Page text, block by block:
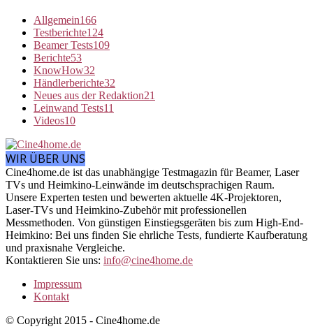
Allgemein166
Testberichte124
Beamer Tests109
Berichte53
KnowHow32
Händlerberichte32
Neues aus der Redaktion21
Leinwand Tests11
Videos10
WIR ÜBER UNS
Cine4home.de ist das unabhängige Testmagazin für Beamer, Laser
TVs und Heimkino-Leinwände im deutschsprachigen Raum.
Unsere Experten testen und bewerten aktuelle 4K-Projektoren,
Laser-TVs und Heimkino-Zubehör mit professionellen
Messmethoden. Von günstigen Einstiegsgeräten bis zum High-End-
Heimkino: Bei uns finden Sie ehrliche Tests, fundierte Kaufberatung
und praxisnahe Vergleiche.
Kontaktieren Sie uns: info@cine4home.de
Impressum
Kontakt
© Copyright 2015 - Cine4home.de